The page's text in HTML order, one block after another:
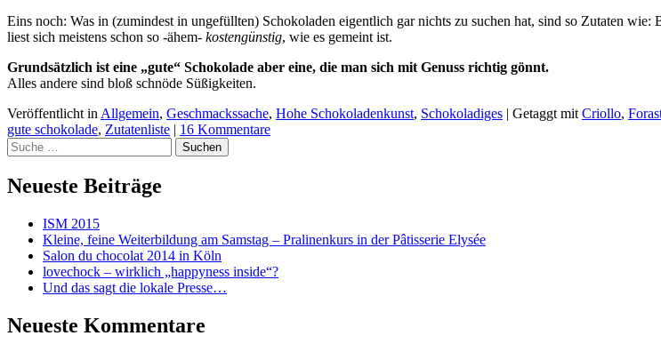
Eins noch: Was in (zumindest in ungefüllten) Schokoladen eigentlich gar nichts zu suchen hat, sind so Zutaten
liest sich meistens schon so -ähem- kostengünstig, wie es gemeint ist.
Grundsätzlich ist eine „gute“ Schokolade aber eine, die man sich mit Genuss richtig gönnt.
Alles andere sind bloß schnöde Süßigkeiten.
Veröffentlicht in Allgemein, Geschmackssache, Hohe Schokoladenkunst, Schokoladiges | Getaggt mit Criollo,
gute schokolade, Zutatenliste | 16 Kommentare
Suchen
Neueste Beiträge
ISM 2015
Kleine, feine Weiterbildung am Samstag – Pralinenkurs in der Pâtisserie Elysée
Salon du chocolat 2014 in Köln
lovechock – wirklich „happyness inside“?
Und das sagt die lokale Presse…
Neueste Kommentare